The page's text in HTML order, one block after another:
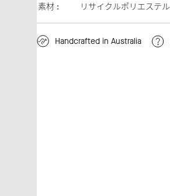
素材 :
リサイクルポリエステル
Handcrafted in Australia